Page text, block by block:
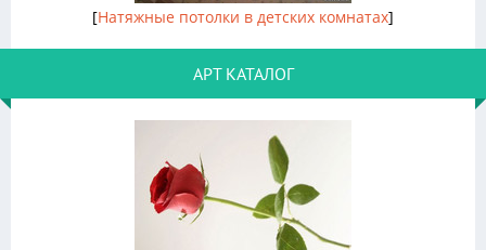
[Натяжные потолки в детских комнатах]
АРТ КАТАЛОГ